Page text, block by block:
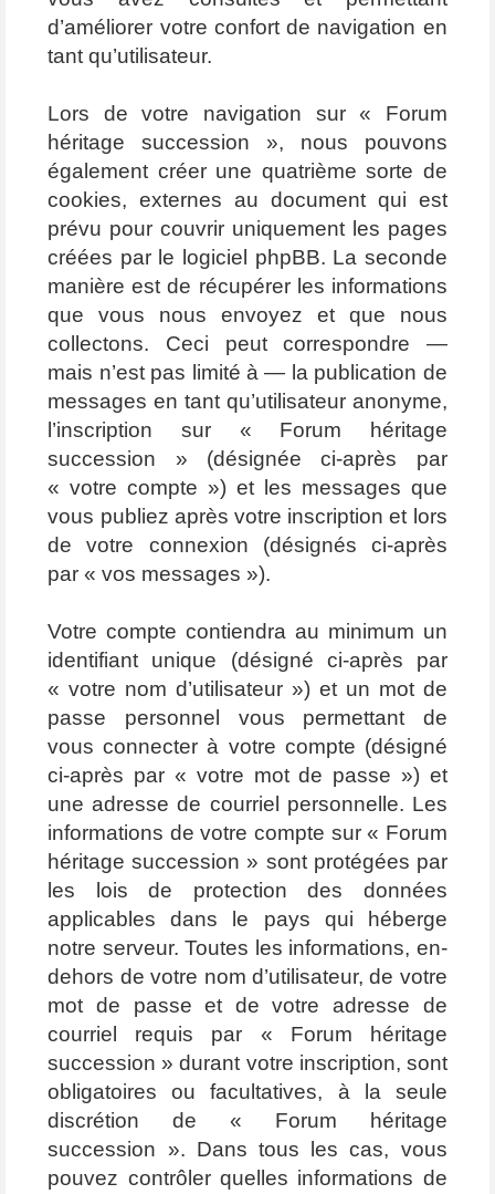
d’améliorer votre confort de navigation en
tant qu’utilisateur.
Lors de votre navigation sur « Forum
héritage succession », nous pouvons
également créer une quatrième sorte de
cookies, externes au document qui est
prévu pour couvrir uniquement les pages
créées par le logiciel phpBB. La seconde
manière est de récupérer les informations
que vous nous envoyez et que nous
collectons. Ceci peut correspondre —
mais n’est pas limité à — la publication de
messages en tant qu’utilisateur anonyme,
l’inscription sur « Forum héritage
succession » (désignée ci-après par
« votre compte ») et les messages que
vous publiez après votre inscription et lors
de votre connexion (désignés ci-après
par « vos messages »).
Votre compte contiendra au minimum un
identifiant unique (désigné ci-après par
« votre nom d’utilisateur ») et un mot de
passe personnel vous permettant de
vous connecter à votre compte (désigné
ci-après par « votre mot de passe ») et
une adresse de courriel personnelle. Les
informations de votre compte sur « Forum
héritage succession » sont protégées par
les lois de protection des données
applicables dans le pays qui héberge
notre serveur. Toutes les informations, en-
dehors de votre nom d’utilisateur, de votre
mot de passe et de votre adresse de
courriel requis par « Forum héritage
succession » durant votre inscription, sont
obligatoires ou facultatives, à la seule
discrétion de « Forum héritage
succession ». Dans tous les cas, vous
pouvez contrôler quelles informations de